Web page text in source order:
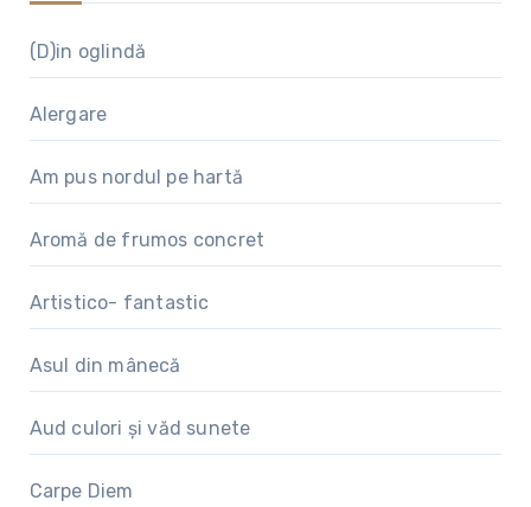
(D)in oglindă
Alergare
Am pus nordul pe hartă
Aromă de frumos concret
Artistico- fantastic
Asul din mânecă
Aud culori și văd sunete
Carpe Diem